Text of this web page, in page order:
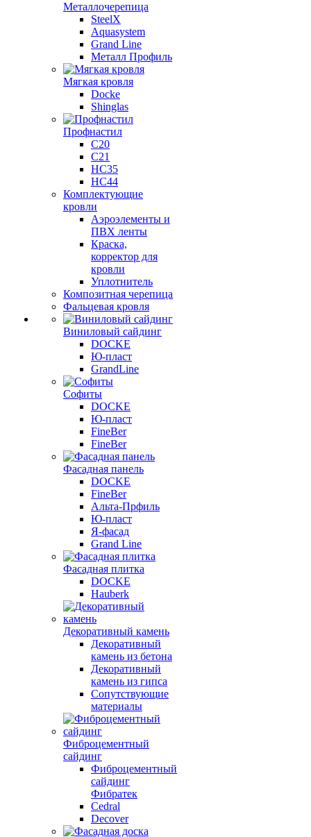
Металлочерепица
SteelX
Aquasystem
Grand Line
Металл Профиль
Мягкая кровля
Docke
Shinglas
Профнастил
C20
C21
НС35
НС44
Комплектующие
кровли
Аэроэлементы и
ПВХ ленты
Краска,
корректор для
кровли
Уплотнитель
Композитная черепица
Фальцевая кровля
Виниловый сайдинг
DOCKE
Ю-пласт
GrandLine
Софиты
DOCKE
Ю-пласт
FineBer
FineBer
Фасадная панель
DOCKE
FineBer
Альта-Прфиль
Ю-пласт
Я-фасад
Grand Line
Фасадная плитка
DOCKE
Hauberk
Декоративный камень
Декоративный
камень из бетона
Декоративный
камень из гипса
Сопутствующие
материалы
Фиброцементный
сайдинг
Фиброцементный
сайдинг
Фибратек
Cedral
Decover